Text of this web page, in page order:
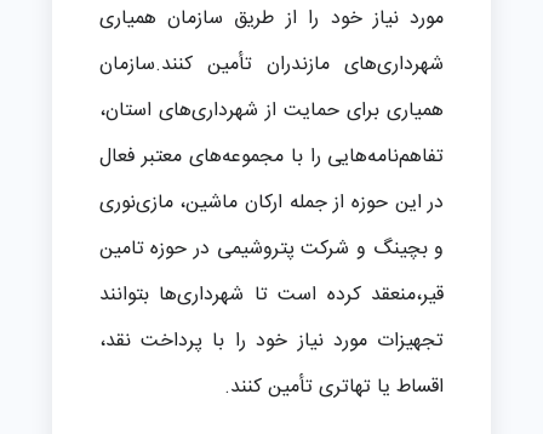
مورد نیاز خود را از طریق سازمان همیاری
شهرداری‌های مازندران تأمین کنند.سازمان
همیاری برای حمایت از شهرداری‌های استان،
تفاهم‌نامه‌هایی را با مجموعه‌های معتبر فعال
در این حوزه از جمله ارکان ماشین، مازی‌نوری
و بچینگ و شرکت پتروشیمی در حوزه تامین
قیر،منعقد کرده است تا شهرداری‌ها بتوانند
تجهیزات مورد نیاز خود را با پرداخت نقد،
اقساط یا تهاتری تأمین کنند.